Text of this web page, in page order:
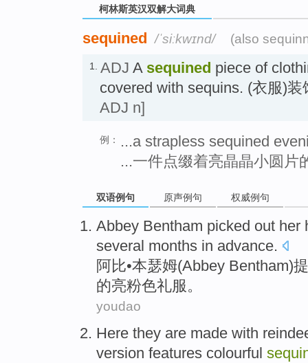
柯林斯英汉双解大词典
sequined /ˈsiːkwɪnd/ (also
1. ADJ A sequined piece of
covered with sequins. (衣服)
ADJ n]
例：
...a strapless sequined
...一件点缀着亮晶晶小圆片
双语例句 原声例句 权威例句
Abbey Bentham picked out her
several months in advance.
阿比•本瑟姆(Abbey Bentham)
的亮粉色礼服。
youdao
Here they are made with
version features colourful